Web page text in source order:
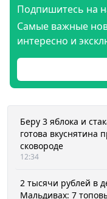
Подпишитесь на
Самые важные
интересно и
Беру 3 яблока и
готова вкуснятина
сковороде
12:34
2 тысячи рублей в
Мальдивах: 7